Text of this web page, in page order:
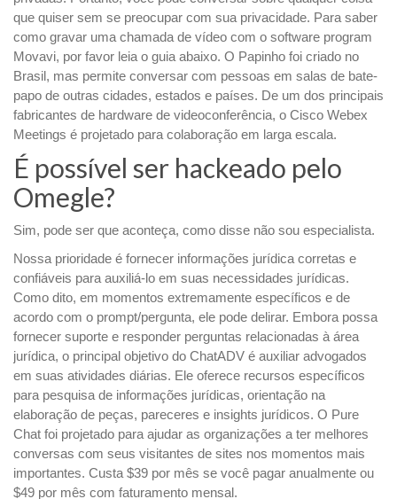
que quiser sem se preocupar com sua privacidade. Para saber
como gravar uma chamada de vídeo com o software program
Movavi, por favor leia o guia abaixo. O Papinho foi criado no
Brasil, mas permite conversar com pessoas em salas de bate-
papo de outras cidades, estados e países. De um dos principais
fabricantes de hardware de videoconferência, o Cisco Webex
Meetings é projetado para colaboração em larga escala.
É possível ser hackeado pelo
Omegle?
Sim, pode ser que aconteça, como disse não sou especialista.
Nossa prioridade é fornecer informações jurídica corretas e
confiáveis para auxiliá-lo em suas necessidades jurídicas.
Como dito, em momentos extremamente específicos e de
acordo com o prompt/pergunta, ele pode delirar. Embora possa
fornecer suporte e responder perguntas relacionadas à área
jurídica, o principal objetivo do ChatADV é auxiliar advogados
em suas atividades diárias. Ele oferece recursos específicos
para pesquisa de informações jurídicas, orientação na
elaboração de peças, pareceres e insights jurídicos. O Pure
Chat foi projetado para ajudar as organizações a ter melhores
conversas com seus visitantes de sites nos momentos mais
importantes. Custa $39 por mês se você pagar anualmente ou
$49 por mês com faturamento mensal.